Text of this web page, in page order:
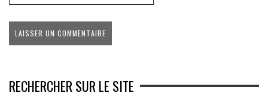
RECHERCHER SUR LE SITE